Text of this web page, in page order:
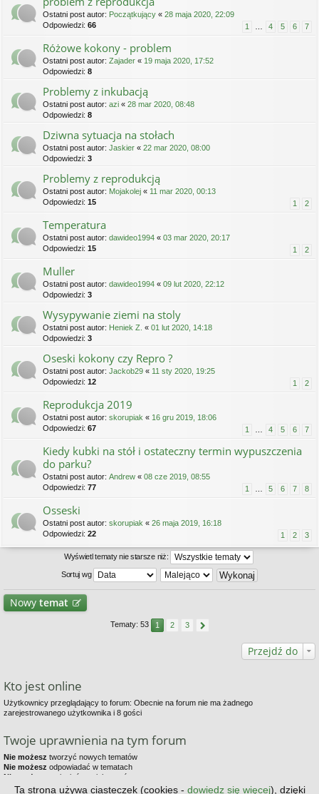
Ostatni post autor: Początkujący « 28 maja 2020, 22:09
Odpowiedzi: 66 1 4 5 6 7
Różowe kokony - problem
Ostatni post autor: Zajader « 19 maja 2020, 17:52
Odpowiedzi: 8
Problemy z inkubacją
Ostatni post autor: azi « 28 mar 2020, 08:48
Odpowiedzi: 8
Dziwna sytuacja na stołach
Ostatni post autor: Jaskier « 22 mar 2020, 08:00
Odpowiedzi: 3
Problemy z reprodukcją
Ostatni post autor: Mojakolej « 11 mar 2020, 00:13
Odpowiedzi: 15 1 2
Temperatura
Ostatni post autor: dawideo1994 « 03 mar 2020, 20:17
Odpowiedzi: 15 1 2
Muller
Ostatni post autor: dawideo1994 « 09 lut 2020, 22:12
Odpowiedzi: 3
Wysypywanie ziemi na stoly
Ostatni post autor: Heniek Z. « 01 lut 2020, 14:18
Odpowiedzi: 3
Oseski kokony czy Repro ?
Ostatni post autor: Jackob29 « 11 sty 2020, 19:25
Odpowiedzi: 12 1 2
Reprodukcja 2019
Ostatni post autor: skorupiak « 16 gru 2019, 18:06
Odpowiedzi: 67 1 4 5 6 7
Kiedy kubki na stół i ostateczny termin wypuszczenia
do parku?
Ostatni post autor: Andrew « 08 cze 2019, 08:55
Odpowiedzi: 77 1 5 6 7 8
Osseski
Ostatni post autor: skorupiak « 26 maja 2019, 16:18
Odpowiedzi: 22 1 2 3
Wyświetl tematy nie starsze niż:
Sortuj wg
Nowy temat
Tematy: 53 1 2 3
Przejdź do
Kto jest online
Użytkownicy przeglądający to forum: Obecnie na forum nie ma żadnego
zarejestrowanego użytkownika i 8 gości
Twoje uprawnienia na tym forum
Nie możesz tworzyć nowych tematów
Nie możesz odpowiadać w tematach
Nie możesz
zmieniać swoich postów
Nie możeszusuwać swoich postów
Ta strona używa ciasteczek (cookies - dowiedz się więcej), dzięki